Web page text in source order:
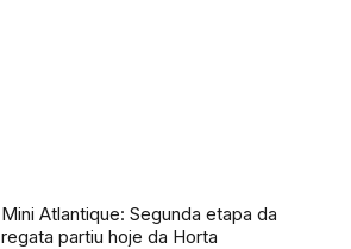
Mini Atlantique: Segunda etapa da
regata partiu hoje da Horta